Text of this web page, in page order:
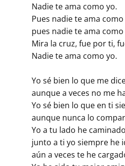
Nadie te ama como yo.
Pues nadie te ama como
pues nadie te ama como
Mira la cruz, fue por ti,
Nadie te ama como yo.
Yo sé bien lo que me
aunque a veces no me
Yo sé bien lo que en ti
aunque nunca lo
Yo a tu lado he
junto a ti yo siempre he
aún a veces te he